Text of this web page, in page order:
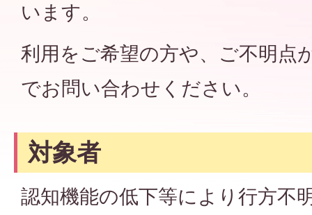
います。
利用をご希望の方や、ご不明点
でお問い合わせください。
対象者
認知機能の低下等により行方不